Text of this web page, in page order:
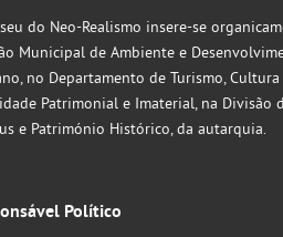
do Neo-Realismo insere-se
Municipal de Ambiente e
no Departamento de Turismo, Cultura
Patrimonial e Imaterial, na Divisão
e Património Histórico, da autarquia.
Político